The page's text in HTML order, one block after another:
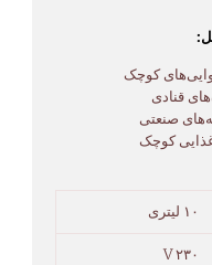
کوچک
قنادی
صنعتی
غذایی کوچک
۱۰ لیتری
۲۳۰ V